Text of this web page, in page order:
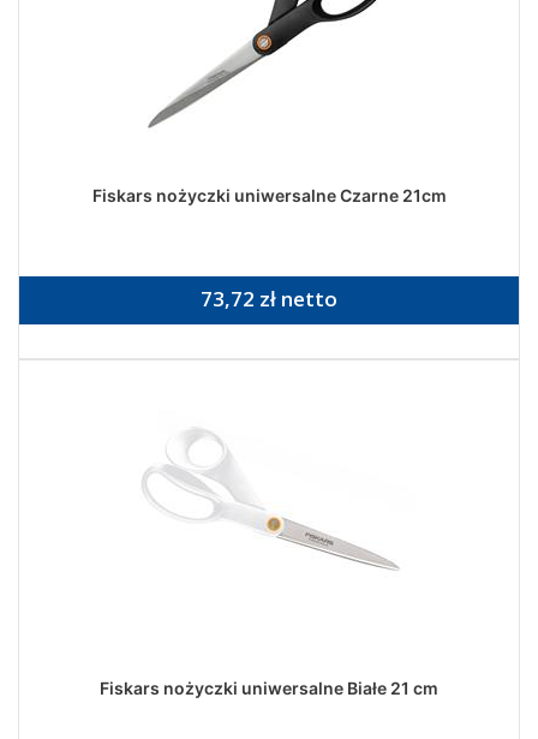
Fiskars nożyczki uniwersalne Czarne 21cm
73,72 zł netto
Fiskars nożyczki uniwersalne Białe 21 cm